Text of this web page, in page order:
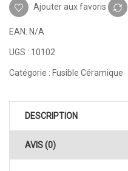
Ajouter aux favoris
EAN: N/A
UGS : 10102
Catégorie : Fusible Céramique
DESCRIPTION
AVIS (0)